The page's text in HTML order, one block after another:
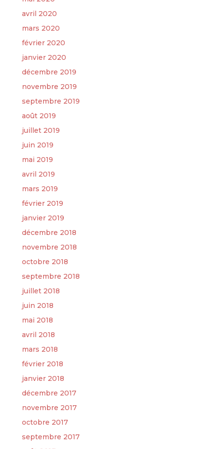
avril 2020
mars 2020
février 2020
janvier 2020
décembre 2019
novembre 2019
septembre 2019
août 2019
juillet 2019
juin 2019
mai 2019
avril 2019
mars 2019
février 2019
janvier 2019
décembre 2018
novembre 2018
octobre 2018
septembre 2018
juillet 2018
juin 2018
mai 2018
avril 2018
mars 2018
février 2018
janvier 2018
décembre 2017
novembre 2017
octobre 2017
septembre 2017